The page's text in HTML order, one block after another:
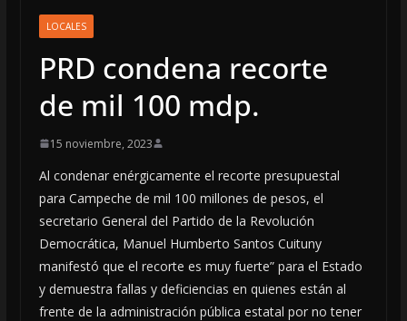
LOCALES
PRD condena recorte
de mil 100 mdp.
15 noviembre, 2023
Al condenar enérgicamente el recorte presupuestal
para Campeche de mil 100 millones de pesos, el
secretario General del Partido de la Revolución
Democrática, Manuel Humberto Santos Cuituny
manifestó que el recorte es muy fuerte” para el Estado
y demuestra fallas y deficiencias en quienes están al
frente de la administración pública estatal por no tener